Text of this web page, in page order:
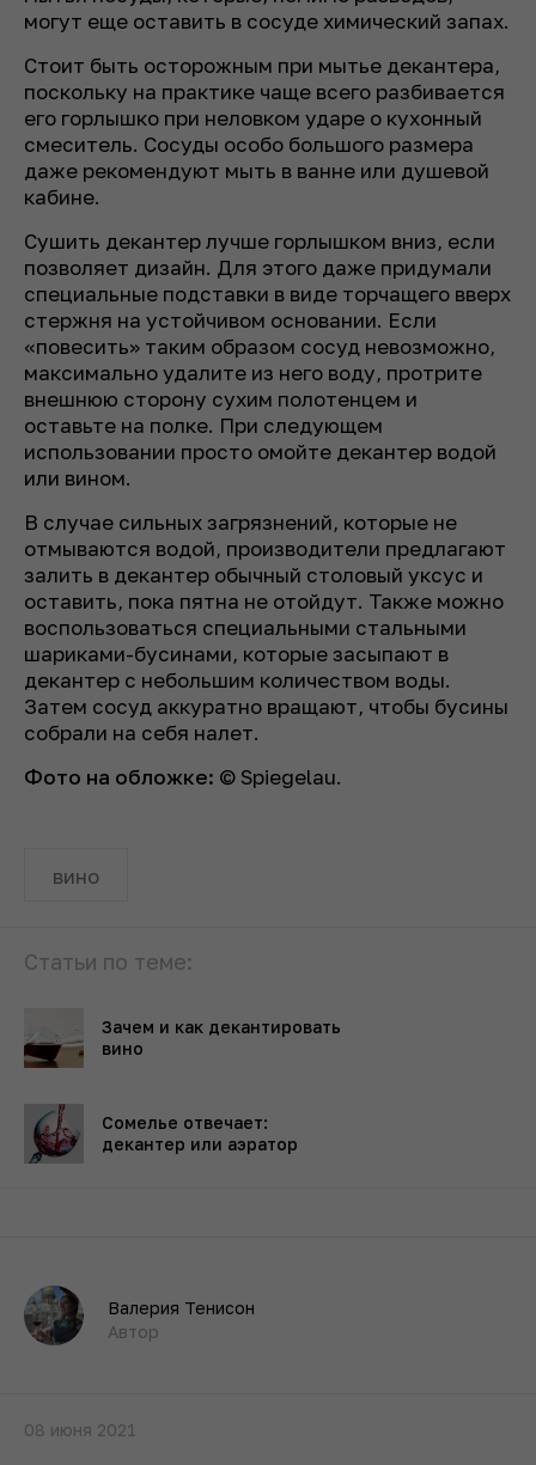
могут еще оставить в сосуде химический запах.
Стоит быть осторожным при мытье декантера,
поскольку на практике чаще всего разбивается
его горлышко при неловком ударе о кухонный
смеситель. Сосуды особо большого размера
даже рекомендуют мыть в ванне или душевой
кабине.
Сушить декантер лучше горлышком вниз, если
позволяет дизайн. Для этого даже придумали
специальные подставки в виде торчащего вверх
стержня на устойчивом основании. Если
«повесить» таким образом сосуд невозможно,
максимально удалите из него воду, протрите
внешнюю сторону сухим полотенцем и
оставьте на полке. При следующем
использовании просто омойте декантер водой
или вином.
В случае сильных загрязнений, которые не
отмываются водой, производители предлагают
залить в декантер обычный столовый уксус и
оставить, пока пятна не отойдут. Также можно
воспользоваться специальными стальными
шариками-бусинами, которые засыпают в
декантер с небольшим количеством воды.
Затем сосуд аккуратно вращают, чтобы бусины
собрали на себя налет.
Фото на обложке: © Spiegelau.
вино
Статьи по теме:
Зачем и как декантировать
вино
Сомелье отвечает:
декантер или аэратор
Валерия Тенисон
Автор
08 июня 2021